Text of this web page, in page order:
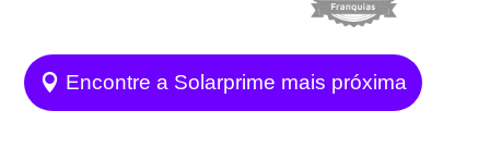
Encontre a Solarprime mais próxima